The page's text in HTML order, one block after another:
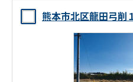
熊本市北区龍田弓